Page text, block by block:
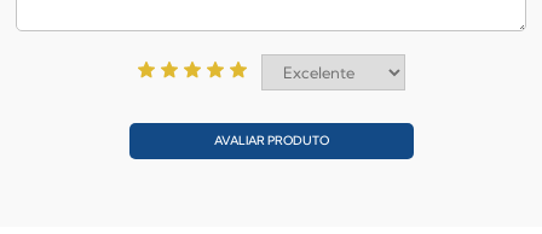
AVALIAR PRODUTO